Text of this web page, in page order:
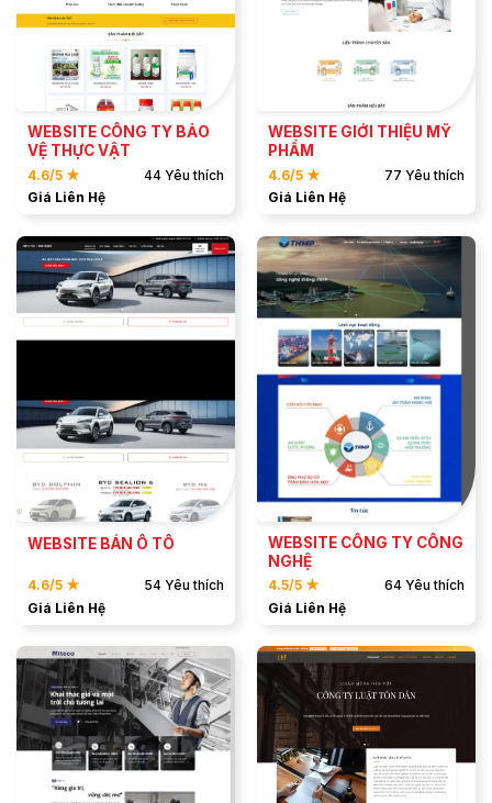
XEM DEMO
WEBSITE CÔNG TY BẢO
VỆ THỰC VẬT
4.6/5 ★
44 Yêu thích
Giá Liên Hệ
XEM DEMO
WEBSITE GIỚI THIỆU MỸ
PHẨM
4.6/5 ★
77 Yêu thích
Giá Liên Hệ
XEM DEMO
WEBSITE BÁN Ô TÔ
4.6/5 ★
54 Yêu thích
Giá Liên Hệ
ĐẶT MẪU
XEM DEMO
WEBSITE CÔNG TY CÔNG
NGHỆ
4.5/5 ★
64 Yêu thích
Giá Liên Hệ
ĐẶT MẪU ĐẶT MẪU